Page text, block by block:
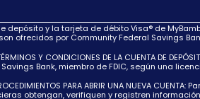
depósito y la tarjeta de débito Visa® de
ofrecidos por Community Federal Savings
Y CONDICIONES DE LA CUENTA DE
Bank, miembro de FDIC, según una
PROCEDIMIENTOS PARA ABRIR UNA
obtengan, verifiquen y registren